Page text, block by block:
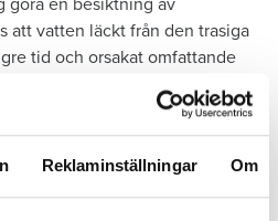
Reklaminställningar Om
att vatten läckt från den trasiga
tid och orsakat omfattande
inte iakttagit sin så
Eftersom han inte gick med